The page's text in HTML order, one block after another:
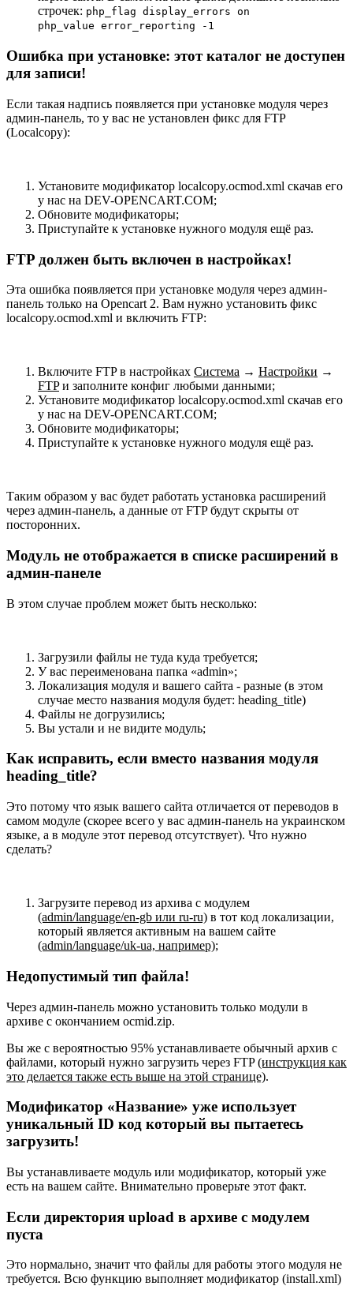
строчек: php_flag display_errors on
php_value error_reporting -1
Ошибка при установке: этот каталог не доступен
для записи!
Если такая надпись появляется при установке модуля через
админ-панель, то у вас не установлен фикс для FTP
(Localcopy):
Установите модификатор localcopy.ocmod.xml скачав его
у нас на DEV-OPENCART.COM;
Обновите модификаторы;
Приступайте к установке нужного модуля ещё раз.
FTP должен быть включен в настройках!
Эта ошибка появляется при установке модуля через админ-
панель только на Opencart 2. Вам нужно установить фикс
localcopy.ocmod.xml и включить FTP:
Включите FTP в настройках Система → Настройки →
FTPи заполните конфиг любыми данными;
Установите модификатор localcopy.ocmod.xml скачав его
у нас на DEV-OPENCART.COM;
Обновите модификаторы;
Приступайте к установке нужного модуля ещё раз.
Таким образом у вас будет работать установка расширений
через админ-панель, а данные от FTP будут скрыты от
посторонних.
Модуль не отображается в списке расширений в
админ-панеле
В этом случае проблем может быть несколько:
Загрузили файлы не туда куда требуется;
У вас переименована папка «admin»;
Локализация модуля и вашего сайта - разные (в этом
случае место названия модуля будет: heading_title)
Файлы не догрузились;
Вы устали и не видите модуль;
Как исправить, если вместо названия модуля
heading_title?
Это потому что язык вашего сайта отличается от переводов в
самом модуле (скорее всего у вас админ-панель на украинском
языке, а в модуле этот перевод отсутствует). Что нужно
сделать?
Загрузите перевод из архива с модулем
(admin/language/en-gb или ru-ru) в тот код локализации,
который является активным на вашем сайте
(admin/language/uk-ua, например);
Недопустимый тип файла!
Через админ-панель можно установить только модули в
архиве с окончанием ocmid.zip.
Вы же с вероятностью 95% устанавливаете обычный архив с
файлами, который нужно загрузить через FTP(инструкция как
это делается также есть выше на этой странице).
Модификатор «Название» уже использует
уникальный ID код который вы пытаетесь
загрузить!
Вы устанавливаете модуль или модификатор, который уже
есть на вашем сайте. Внимательно проверьте этот факт.
Если директория upload в архиве с модулем
пуста
Это нормально, значит что файлы для работы этого модуля не
требуется. Всю функцию выполняет модификатор (install.xml)